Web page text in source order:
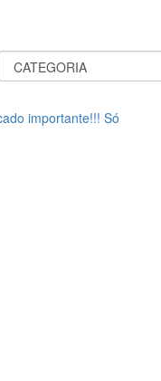
importante!!! Só